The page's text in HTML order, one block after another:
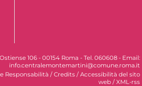
106 - 00154 Roma - Tel. 060608 - Email:
info.centralemontemartini@comune.roma.it
Responsabilità /Credits /Accessibilità del sito
web /XML-rss